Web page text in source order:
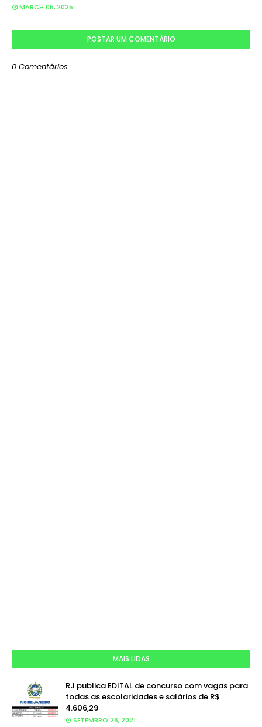
MARCH 05, 2025
POSTAR UM COMENTÁRIO
0 Comentários
MAIS LIDAS
RJ publica EDITAL de concurso com vagas para
todas as escolaridades e salários de R$
4.606,29
SETEMBRO 26, 2021